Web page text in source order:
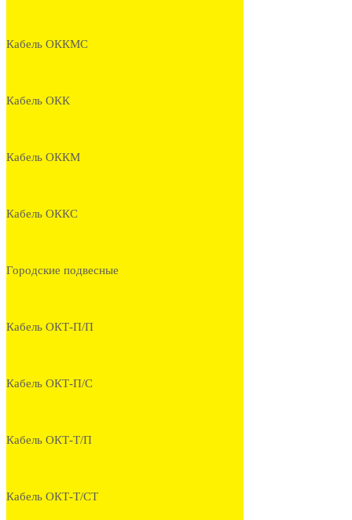
Кабель ОККМС
Кабель ОКК
Кабель ОККМ
Кабель ОККС
Городские подвесные
Кабель ОКТ-П/П
Кабель ОКТ-П/С
Кабель ОКТ-Т/П
Кабель ОКТ-Т/СТ